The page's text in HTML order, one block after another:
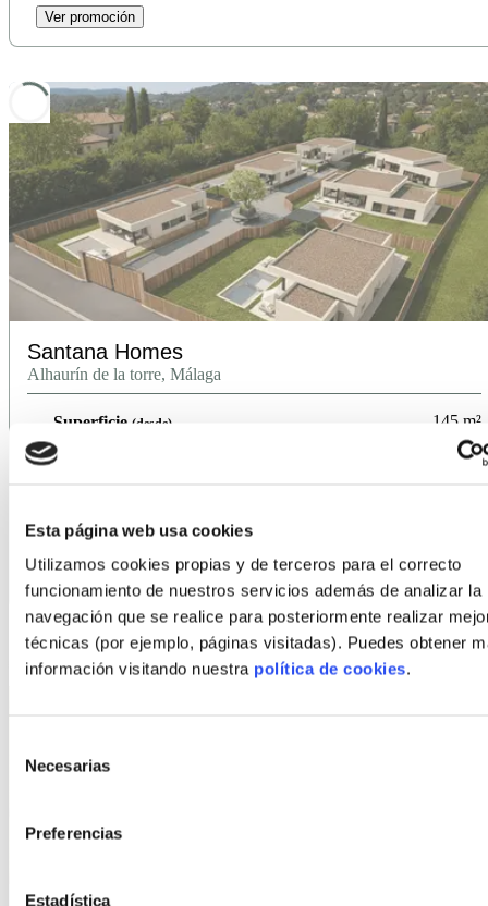
Esta página web usa cookies
Utilizamos cookies propias y de terceros para el correcto
funcionamiento de nuestros servicios además de analizar la
navegación que se realice para posteriormente realizar
técnicas (por ejemplo, páginas visitadas). Puedes obtener
información visitando nuestra política de cookies.
Necesarias
Preferencias
Estadística
Ver promoción
Santana Homes
Alhaurín de la torre, Málaga
Superficie (desde) 145 m²
Nº viviendas 6
Promotor
Ver promoción